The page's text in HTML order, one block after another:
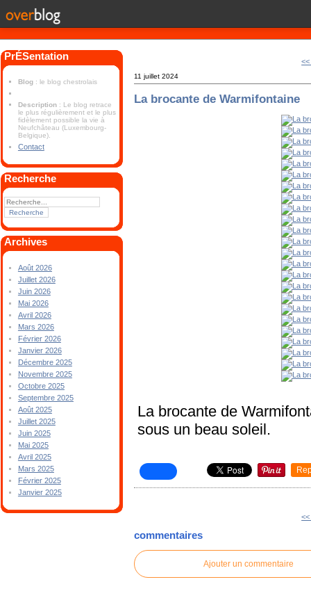
PrÉSentation
Blog : le blog chestrolais
Description : Le blog retrace
le plus régulièrement et le plus
fidèlement possible la vie à
Neufchâteau (Luxembourg-
Belgique).
Contact
Recherche
Archives
Août 2026
Juillet 2026
Juin 2026
Mai 2026
Avril 2026
Mars 2026
Février 2026
Janvier 2026
Décembre 2025
Novembre 2025
Octobre 2025
Septembre 2025
Août 2025
Juillet 2025
Juin 2025
Mai 2025
Avril 2025
Mars 2025
Février 2025
Janvier 2025
11 juillet 2024
La brocante de Warmifontaine
La brocante de
sous un beau soleil.
commentaires
Ajouter un commentaire